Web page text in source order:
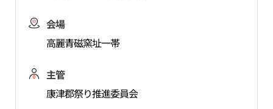
会場
高麗青磁窯址一帯
主管
康津郡祭り推進委員会